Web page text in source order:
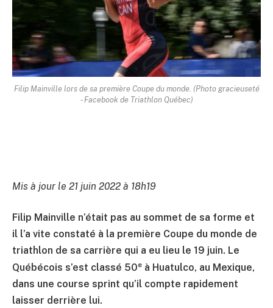
Filip Mainville lors de sa première Coupe du monde. (Photo gracieuseté
- Facebook de Triathlon Québec)
Mis à jour le 21 juin 2022 à 18h19
Filip Mainville n’était pas au sommet de sa forme et
il l’a vite constaté à la première Coupe du monde de
triathlon de sa carrière qui a eu lieu le 19 juin. Le
Québécois s’est classé 50e à Huatulco, au Mexique,
dans une course sprint qu’il compte rapidement
laisser derrière lui.